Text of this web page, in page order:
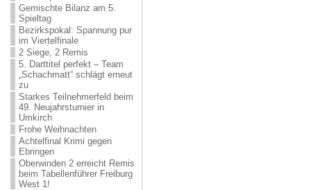
Gemischte Bilanz am 5.
Spieltag
Bezirkspokal: Spannung pur
im Viertelfinale
2 Siege, 2 Remis
5. Darttitel perfekt – Team
„Schachmatt“ schlägt erneut
zu
Starkes Teilnehmerfeld beim
49. Neujahrsturnier in
Umkirch
Frohe Weihnachten
Achtelfinal Krimi gegen
Ebringen
Oberwinden 2 erreicht Remis
beim Tabellenführer Freiburg
West 1!